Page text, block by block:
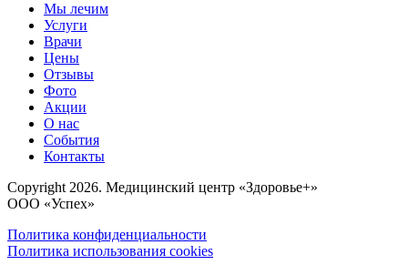
Мы лечим
Услуги
Врачи
Цены
Отзывы
Фото
Акции
О нас
События
Контакты
Copyright 2026. Медицинский центр «Здоровье+»
ООО «Успех»
Политика конфиденциальности
Политика использования cookies